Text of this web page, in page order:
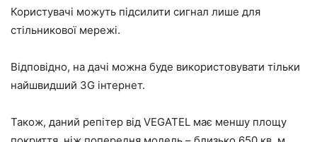
Користувачі можуть підсилити сигнал лише для
стільникової мережі.
Відповідно, на дачі можна буде використовувати тільки
найшвидший 3G інтернет.
Також, даний репітер від VEGATEL має меншу площу